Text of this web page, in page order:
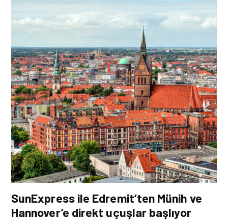
SunExpress ile Edremit’ten Münih ve
Hannover’e direkt uçuşlar başlıyor